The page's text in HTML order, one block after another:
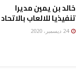
خالد بن يمين مديرا
تنفيذيا للالعاب بالاتحاد
24 ديسمبر، 2020